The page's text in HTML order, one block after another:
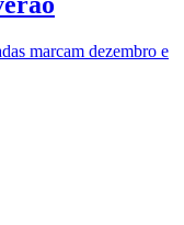
marcam dezembro e